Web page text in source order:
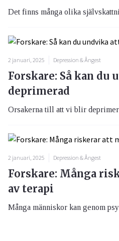
Det finns många olika
2 januari, 2025 Depression & Ångest
Forskare: Så kan du
deprimerad
Orsakerna till att vi blir
2 januari, 2025 Depression & Ångest
Forskare: Många
av terapi
Många människor kan genom